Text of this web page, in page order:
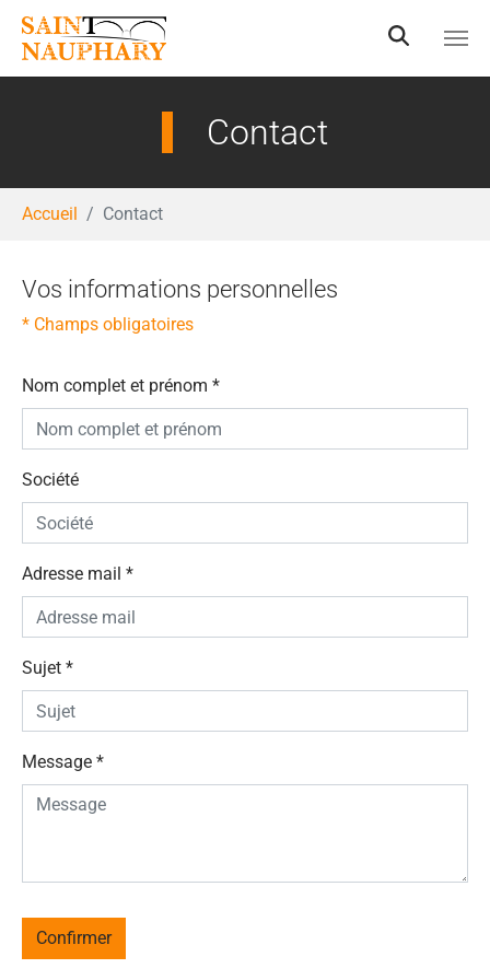
Contact
Accueil Contact
Vos informations personnelles
* Champs obligatoires
Nom complet et prénom *
Société
Adresse mail *
Sujet *
Message *
Confirmer